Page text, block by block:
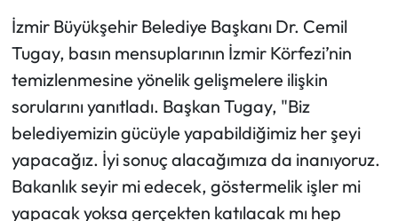
İzmir Büyükşehir Belediye Başkanı Dr. Cemil
Tugay, basın mensuplarının İzmir Körfezi’nin
temizlenmesine yönelik gelişmelere ilişkin
sorularını yanıtladı. Başkan Tugay, "Biz
belediyemizin gücüyle yapabildiğimiz her şeyi
yapacağız. İyi sonuç alacağımıza da inanıyoruz.
Bakanlık seyir mi edecek, göstermelik işler mi
yapacak yoksa gerçekten katılacak mı hep